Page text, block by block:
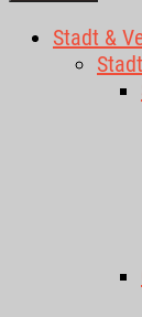
Stadt &
Stadt